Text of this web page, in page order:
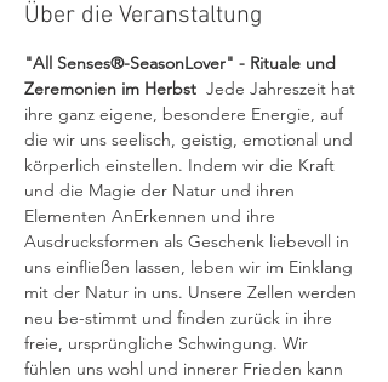
Über die Veranstaltung
"All Senses®-SeasonLover" - Rituale und
Zeremonien im Herbst Jede Jahreszeit hat
ihre ganz eigene, besondere Energie, auf
die wir uns seelisch, geistig, emotional und
körperlich einstellen. Indem wir die Kraft
und die Magie der Natur und ihren
Elementen AnErkennen und ihre
Ausdrucksformen als Geschenk liebevoll in
uns einfließen lassen, leben wir im Einklang
mit der Natur in uns. Unsere Zellen werden
neu be-stimmt und finden zurück in ihre
freie, ursprüngliche Schwingung. Wir
fühlen uns wohl und innerer Frieden kann